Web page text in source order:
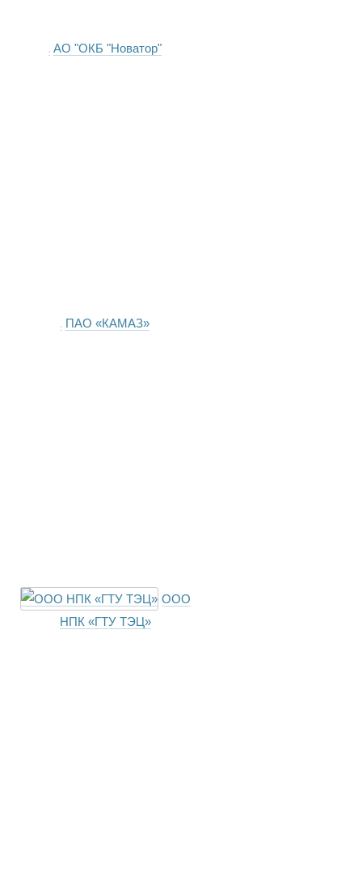
АО "ОКБ "Новатор"
ПАО «КАМАЗ»
ООО
НПК «ГТУ ТЭЦ»